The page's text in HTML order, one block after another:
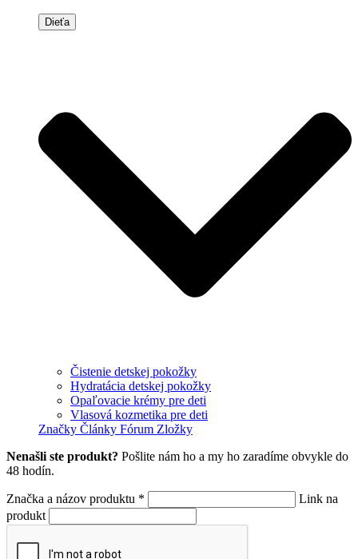
Dieťa
Čistenie detskej pokožky
Hydratácia detskej pokožky
Opaľovacie krémy pre deti
Vlasová kozmetika pre deti
Značky Články Fórum Zložky
Nenašli ste produkt? Pošlite nám ho a my ho zaradíme obvykle do
48 hodín.
Značka a názov produktu *
Link na
produkt